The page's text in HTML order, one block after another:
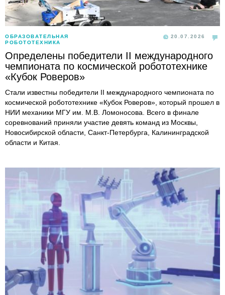
ОБРАЗОВАТЕЛЬНАЯ
РОБОТОТЕХНИКА
20.07.2026
Определены победители II международного
чемпионата по космической робототехнике
«Кубок Роверов»
Стали известны победители II международного чемпионата по
космической робототехнике «Кубок Роверов», который прошел в
НИИ механики МГУ им. М.В. Ломоносова. Всего в финале
соревнований приняли участие девять команд из Москвы,
Новосибирской области, Санкт-Петербурга, Калининградской
области и Китая.